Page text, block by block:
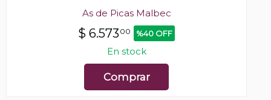
As de Picas Malbec
$ 6.573 00 %40 OFF
En stock
Comprar